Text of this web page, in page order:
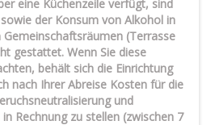
eine Küchenzeile verfügt, sind
der Konsum von Alkohol in
(Terrasse
gestattet. Wenn Sie diese
behält sich die Einrichtung
nach Ihrer Abreise Kosten für die
und
Rechnung zu stellen (zwischen 7